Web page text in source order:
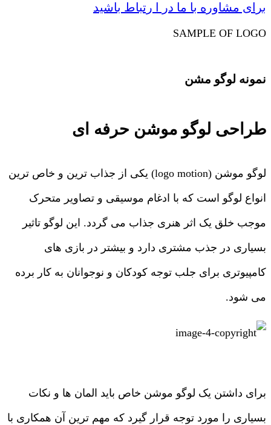
برای مشاوره با ما در ا رتباط باشید
SAMPLE OF LOGO
نمونه لوگو مشن
طراحی لوگو موشن حرفه ای
لوگو موشن (logo motion) یکی از جذاب ترین و خاص ترین
انواع لوگو است که با ادغام موسیقی و تصاویر متحرک
موجب خلق یک اثر هنری جذاب می گردد. این لوگو تاثیر
بسیاری در جذب مشتری دارد و بیشتر در بازی های
کامپیوتری برای جلب توجه کودکان و نوجوانان به کار برده
می شود.
برای داشتن یک لوگو موشن خاص باید المان ها و نکات
بسیاری را مورد توجه قرار گیرد که مهم ترین آن همکاری با